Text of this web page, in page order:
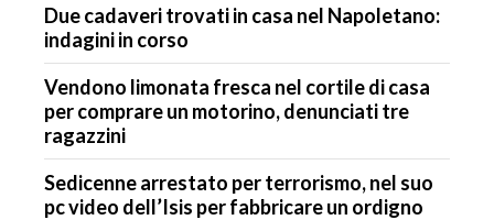
Due cadaveri trovati in casa nel Napoletano:
indagini in corso
Vendono limonata fresca nel cortile di casa
per comprare un motorino, denunciati tre
ragazzini
Sedicenne arrestato per terrorismo, nel suo
pc video dell’Isis per fabbricare un ordigno